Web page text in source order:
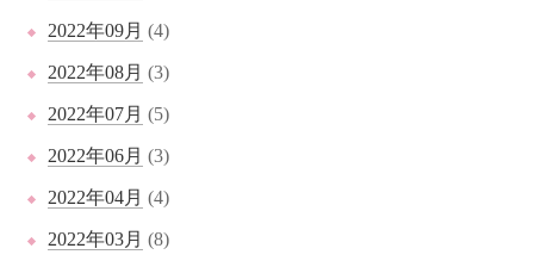
2022年09月 (4)
2022年08月 (3)
2022年07月 (5)
2022年06月 (3)
2022年04月 (4)
2022年03月 (8)